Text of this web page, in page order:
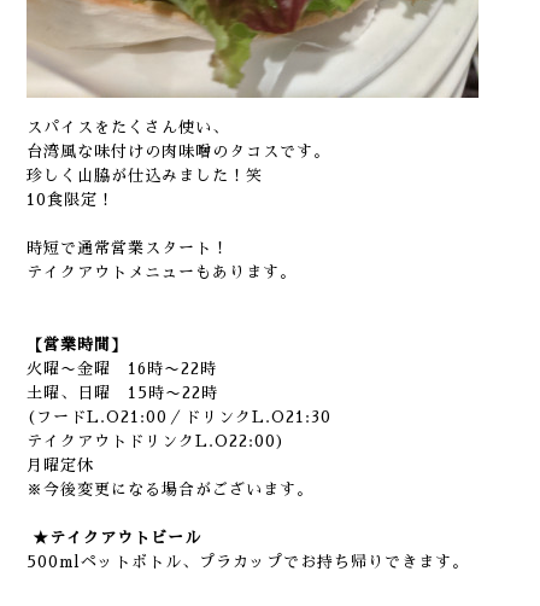
スパイスをたくさん使い、
台湾風な味付けの肉味噌のタコスです。
珍しく山脇が仕込みました！笑
10食限定！
時短で通常営業スタート！
テイクアウトメニューもあります。
【営業時間】
火曜〜金曜 16時〜22時
土曜、日曜 15時〜22時
(フードL.O21:00／ドリンクL.O21:30
テイクアウトドリンクL.O22:00)
月曜定休
※今後変更になる場合がございます。
★テイクアウトビール
500mlペットボトル、プラカップでお持ち帰りできます。